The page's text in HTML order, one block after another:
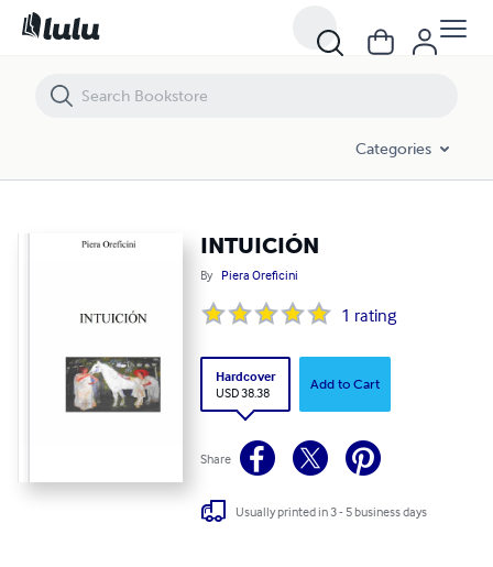
Categories
INTUICIÓN
By Piera Oreficini
1 rating
Hardcover
USD 38.38
Add to Cart
Share
Usually printed in 3 - 5 business days
INTUICIÓN